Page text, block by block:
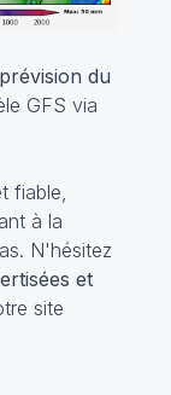
du
GFS via
fiable,
à la
N'hésitez
et
site